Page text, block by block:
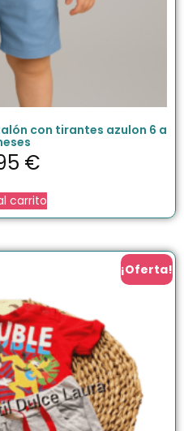
con tirantes azulon 6 a
€
carrito
¡Oferta!